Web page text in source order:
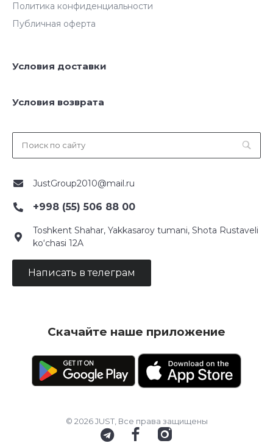
Политика конфиденциальности
Публичная оферта
Условия доставки
Условия возврата
JustGroup2010@mail.ru
+998 (55) 506 88 00
Toshkent Shahar, Yakkasaroy tumani, Shota Rustaveli
ko‘chasi 12A
Написать в телеграм
Скачайте наше приложение
© 2026 JUST, Все права защищены